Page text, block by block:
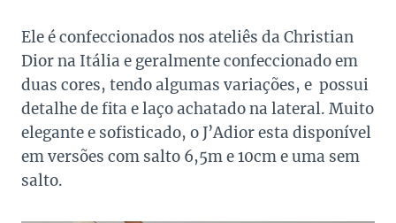
Ele é confeccionados nos ateliês da Christian
Dior na Itália e geralmente confeccionado em
duas cores, tendo algumas variações, e possui
detalhe de fita e laço achatado na lateral. Muito
elegante e sofisticado, o J’Adior esta disponível
em versões com salto 6,5m e 10cm e uma sem
salto.